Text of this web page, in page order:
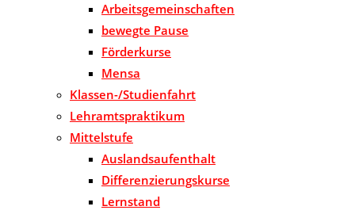
Arbeitsgemeinschaften
bewegte Pause
Förderkurse
Mensa
Klassen-/Studienfahrt
Lehramtspraktikum
Mittelstufe
Auslandsaufenthalt
Differenzierungskurse
Lernstand